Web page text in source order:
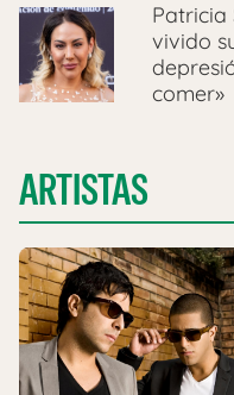
Patricia
vivido
comer»
ARTISTAS